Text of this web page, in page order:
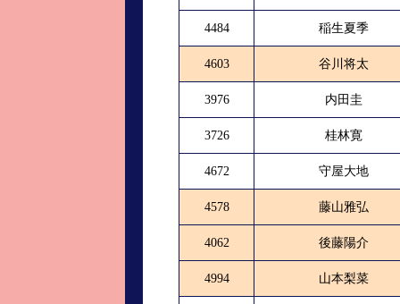
4484 稲生夏季
4603 谷川将太
3976 内田圭
3726 桂林寛
4672 守屋大地
4578 藤山雅弘
4062 後藤陽介
4994 山本梨菜